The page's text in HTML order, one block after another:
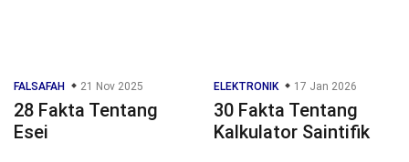
FALSAFAH 21 Nov 2025
28 Fakta Tentang
Esei
ELEKTRONIK 17 Jan 2026
30 Fakta Tentang
Kalkulator Saintifik